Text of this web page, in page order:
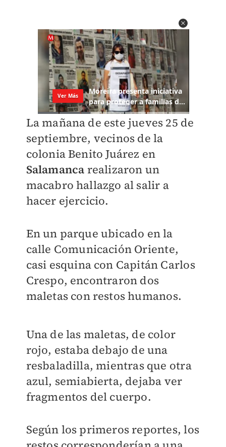
La mañana de este jueves 25 de
septiembre, vecinos de la
colonia Benito Juárez en
Salamanca realizaron un
macabro hallazgo al salir a
hacer ejercicio.
En un parque ubicado en la
calle Comunicación Oriente,
casi esquina con Capitán Carlos
Crespo, encontraron dos
maletas con restos humanos.
Una de las maletas, de color
rojo, estaba debajo de una
resbaladilla, mientras que otra
azul, semiabierta, dejaba ver
fragmentos del cuerpo.
Según los primeros reportes, los